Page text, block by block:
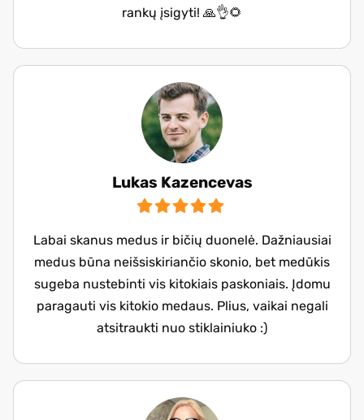
rankų įsigyti! 🙏👌🌻
Lukas Kazencevas
Labai skanus medus ir bičių duonelė. Dažniausiai
medus būna neišsiskiriančio skonio, bet medūkis
sugeba nustebinti vis kitokiais paskoniais. Įdomu
paragauti vis kitokio medaus. Plius, vaikai negali
atsitraukti nuo stiklainiuko :)